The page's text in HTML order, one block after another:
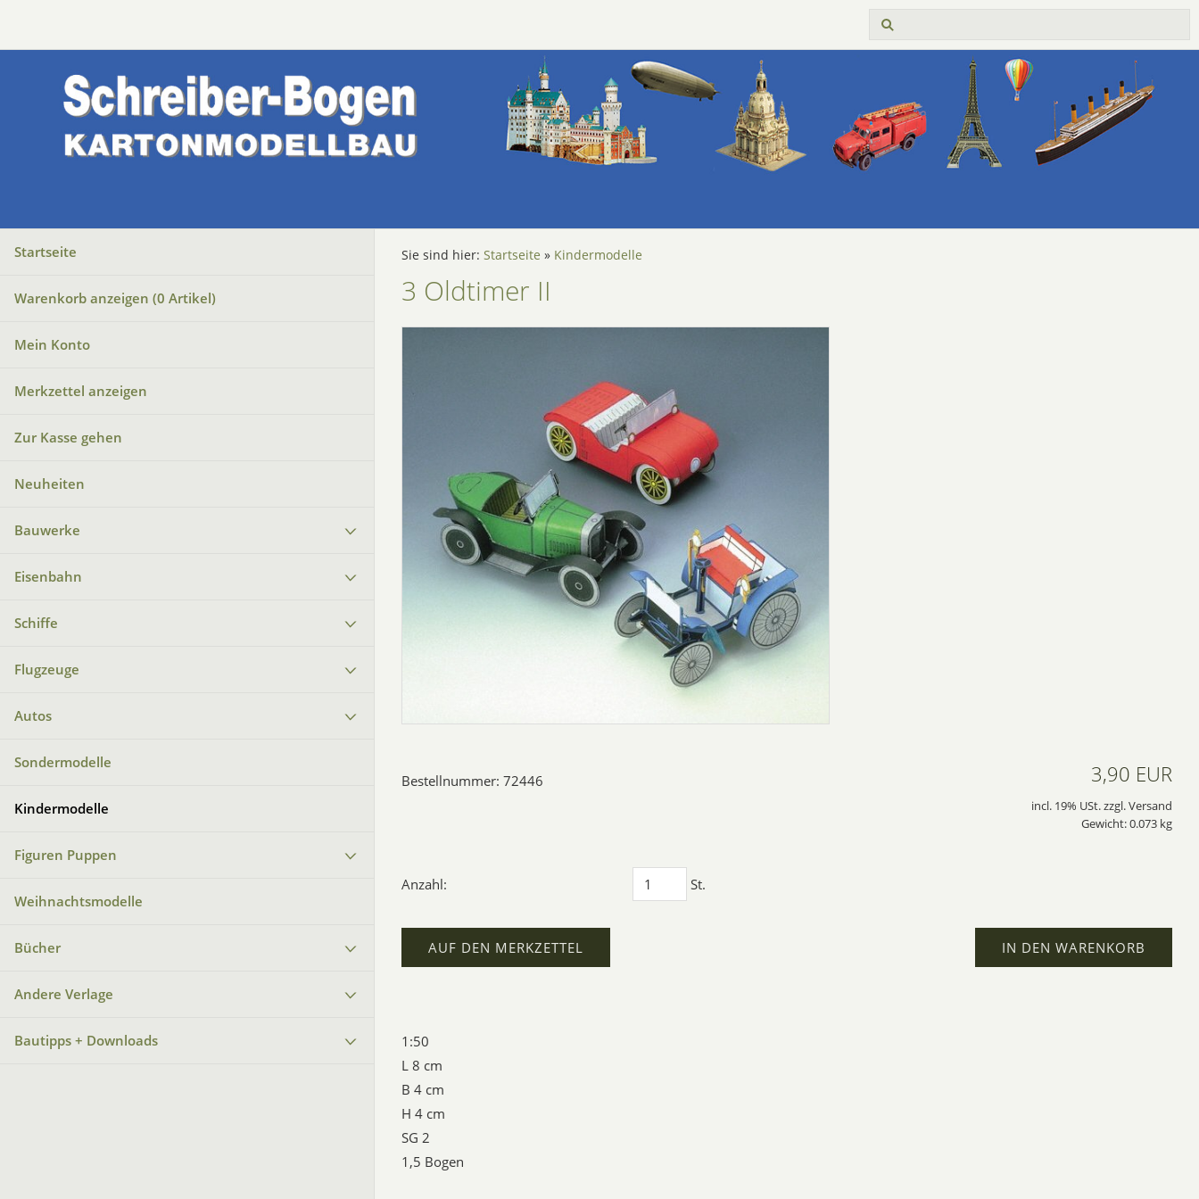
Startseite
Warenkorb anzeigen (0 Artikel)
Mein Konto
Merkzettel anzeigen
Zur Kasse gehen
Neuheiten
Bauwerke
Eisenbahn
Schiffe
Flugzeuge
Autos
Sondermodelle
Kindermodelle
Figuren Puppen
Weihnachtsmodelle
Bücher
Andere Verlage
Bautipps + Downloads
Sie sind hier: Startseite » Kindermodelle
3 Oldtimer II
Bestellnummer: 72446 3,90 EUR
incl. 19% USt. zzgl. Versand
Gewicht: 0.073 kg
Anzahl: St.
IN DEN WARENKORB
AUF DEN MERKZETTEL
1:50
L 8 cm
B 4 cm
H 4 cm
SG 2
1,5 Bogen